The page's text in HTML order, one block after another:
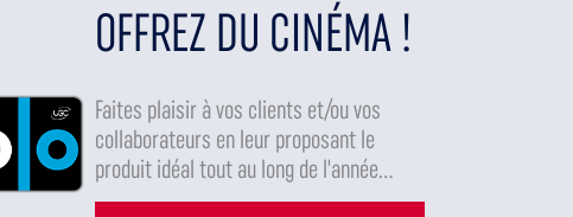
OFFREZ DU CINÉMA !
Faites plaisir à vos clients et/ou vos
collaborateurs en leur proposant le
produit idéal tout au long de l'année...